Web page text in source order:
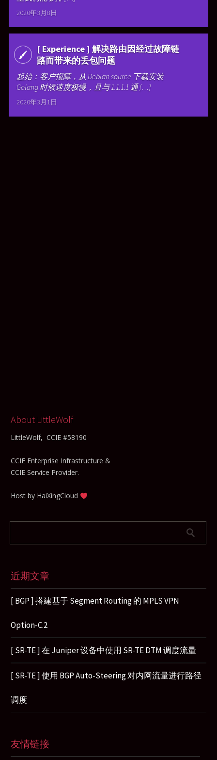
2020年3月8日
[ Experience ] 解决路由因经过故障链
路而带来的丢包问题
起始：客户报障，从 Debian source 下载安装
Golang 时候速度极慢，且与 1.1.1.1 通 […]
2020年3月1日
About LittleWolf
LittleWolf, CCIE #58190
CCIE Enterprise Infrastructure &
CCIE Service Provider.
Host by HaiXingCloud
近期文章
[ BGP ] 搭建基于 Segment Routing 的 MPLS VPN
Option-C.2
[ SR-TE ] 在 Juniper 设备中使用 SR-TE DTM 调度流量
[ SR-TE ] 使用 BGP Auto-Steering 对内网流量进行路径
调度
友情链接